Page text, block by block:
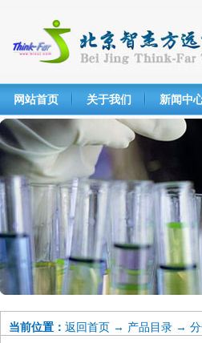
网站首页 关于我们 新闻中
当前位置： 返回首页 → 产品目录 →